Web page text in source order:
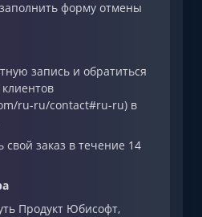
форму отмены
запись и обратиться
ru-ru/contact#ru-ru) в
заказ в течение 14
Продукт Юбисофт,